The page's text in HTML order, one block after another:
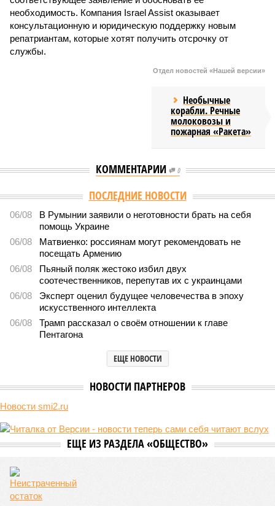
необходимость. Компания Israel Assist оказывает
консультационную и юридическую поддержку новым
репатриантам, которые хотят получить отсрочку от
службы.
Отдел новостей «Нашей версии»
Необычные
корабли. Речные
молоковозы и
пожарная «Ракета»
КОММЕНТАРИИ 0
ПОСЛЕДНИЕ НОВОСТИ
06/08
В Румынии заявили о неготовности брать на себя
помощь Украине
06/08
Матвиенко: россиянам могут рекомендовать не
посещать Армению
06/08
Пьяный поляк жестоко избил двух
соотечественников, перепутав их с украинцами
06/08
Эксперт оценил будущее человечества в эпоху
искусственного интеллекта
06/08
Трамп рассказал о своём отношении к главе
Пентагона
ЕЩЕ НОВОСТИ
НОВОСТИ ПАРТНЕРОВ
Новости smi2.ru
ЕЩЕ ИЗ РАЗДЕЛА «ОБЩЕСТВО»